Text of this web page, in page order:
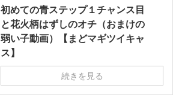
初めての青ステップ１チャンス目
と花火柄はずしのオチ（おまけの
弱い子動画）【まどマギツイキャ
ス】
続きを見る